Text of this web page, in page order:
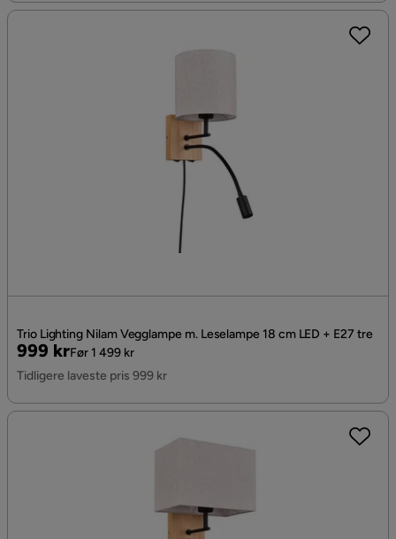
Trio Lighting Nilam Vegglampe m. Leselampe 18 cm LED + E27 tre
Pris
999 kr
Original
Pris
Før 1 499 kr
Tidligere laveste pris 999 kr